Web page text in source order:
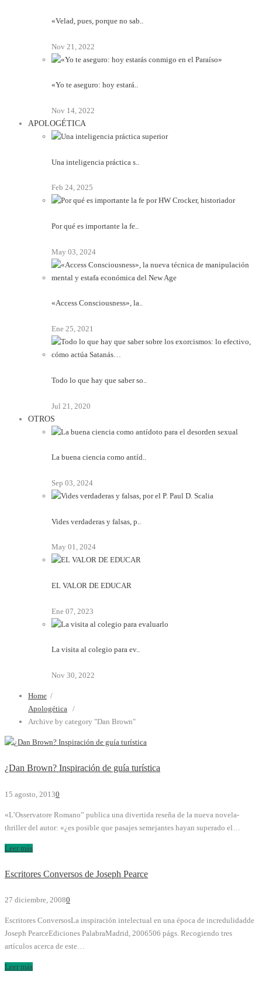
«Velad, pues, porque no sab..
Nov 21, 2022
«Yo te aseguro: hoy estará..
Nov 14, 2022
APOLOGÉTICA
Una inteligencia práctica s..
Feb 24, 2025
Por qué es importante la fe..
May 03, 2024
«Access Consciousness», la..
Ene 25, 2021
Todo lo que hay que saber so..
Jul 21, 2020
OTROS
La buena ciencia como antíd..
Sep 03, 2024
Vides verdaderas y falsas, p..
May 01, 2024
EL VALOR DE EDUCAR
Ene 07, 2023
La visita al colegio para ev..
Nov 30, 2022
Home /
Apologética /
Archive by category "Dan Brown"
¿Dan Brown? Inspiración de guía turística
15 agosto, 20130
«L’Osservatore Romano” publica una divertida reseña de la nueva novela-
thriller del autor: «¿es posible que pasajes semejantes hayan superado el…
Leer más
Escritores Conversos de Joseph Pearce
27 diciembre, 20080
Escritores ConversosLa inspiración intelectual en una época de incredulidadde
Joseph PearceEdiciones PalabraMadrid, 2006506 págs. Recogiendo tres
artículos acerca de este…
Leer más